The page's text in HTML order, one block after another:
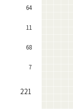
64
11
68
7
221